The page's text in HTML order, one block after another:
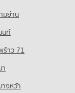
มย่าน
นท์
ร้าว 71
งหว้า